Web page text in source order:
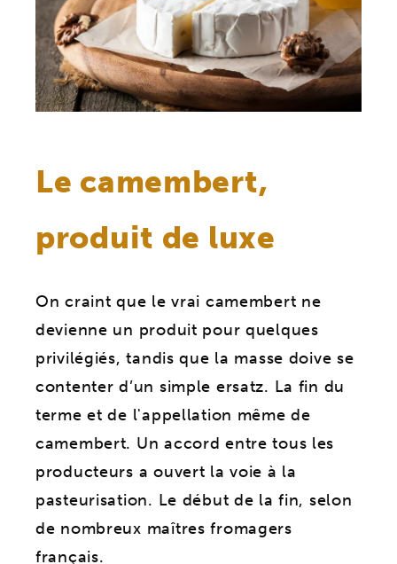
Le camembert,
produit de luxe
On craint que le vrai camembert ne
devienne un produit pour quelques
privilégiés, tandis que la masse doive se
contenter d’un simple ersatz. La fin du
terme et de l'appellation même de
camembert. Un accord entre tous les
producteurs a ouvert la voie à la
pasteurisation. Le début de la fin, selon
de nombreux maîtres fromagers
français.